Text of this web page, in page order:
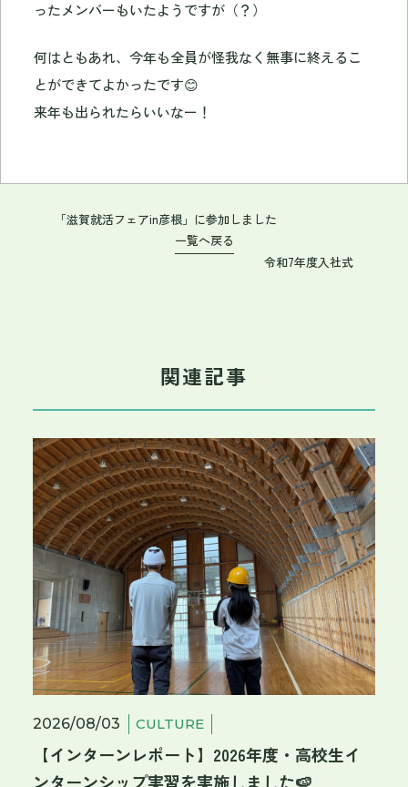
ったメンバーもいたようですが（？）
何はともあれ、今年も全員が怪我なく無事に終えるこ
とができてよかったです😊
来年も出られたらいいなー！
「滋賀就活フェアin彦根」に参加しました
一覧へ戻る
令和7年度入社式
関連記事
2026/08/03 CULTURE
【インターンレポート】2026年度・高校生イ
ンターンシップ実習を実施しました🍉